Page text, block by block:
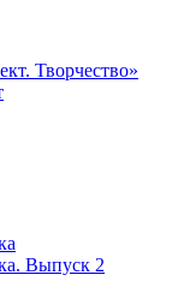
Творчество»
Выпуск 2